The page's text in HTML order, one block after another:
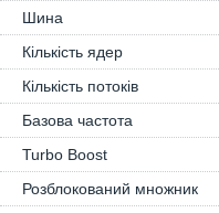
Шина
Кількість ядер
Кількість потоків
Базова частота
Turbo Boost
Розблокований множник